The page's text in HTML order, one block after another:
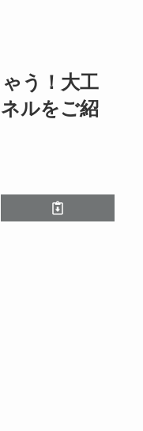
う！大工
ルをご紹